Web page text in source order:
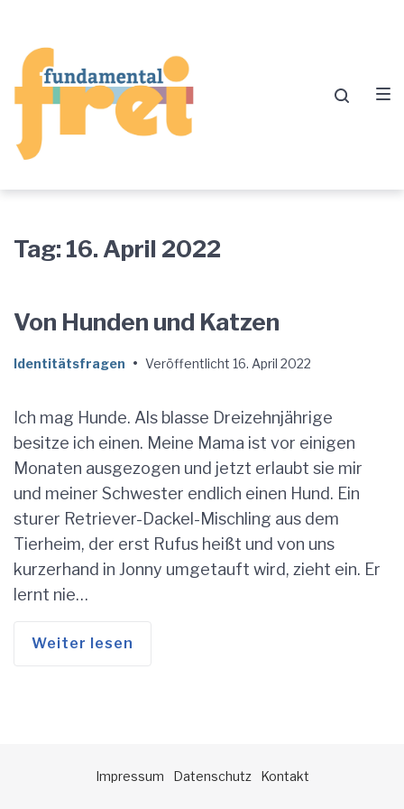
springen
springen
springen
Tag: 16. April 2022
Von Hunden und Katzen
Identitätsfragen • Veröffentlicht 16. April 2022
Ich mag Hunde. Als blasse Dreizehnjährige
besitze ich einen. Meine Mama ist vor einigen
Monaten ausgezogen und jetzt erlaubt sie mir
und meiner Schwester endlich einen Hund. Ein
sturer Retriever-Dackel-Mischling aus dem
Tierheim, der erst Rufus heißt und von uns
kurzerhand in Jonny umgetauft wird, zieht ein. Er
lernt nie…
Weiter lesen
Impressum Datenschutz Kontakt